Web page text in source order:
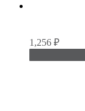
1,256 ₽